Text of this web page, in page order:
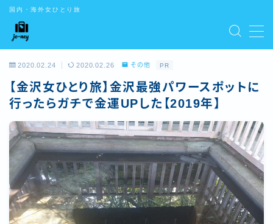
国内・海外女ひとり旅
お問い合わせ
デモプリセット記事 #5
デモプリセット記事 Part01
デモプリセット記事 Part03
デモプリセット記事 Part07
トップ
はじめての方はこちら
プライバシーポリシー
プライバシーポリシー
利用規約／特定商取引法に基づく表記
2020.02.24 2020.02.26 その他 PR
【金沢女ひとり旅】金沢最強パワースポットに
行ったらガチで金運UPした【2019年】